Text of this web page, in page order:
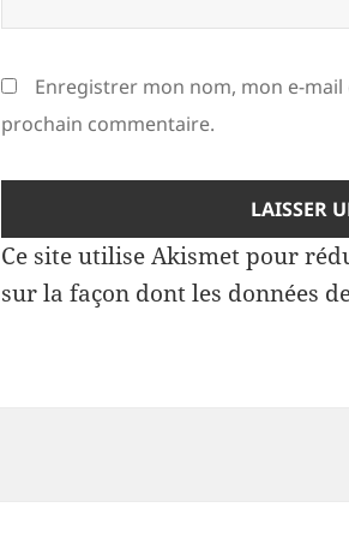
Enregistrer mon nom, mon e-
prochain commentaire.
Ce site utilise Akismet pour
sur la façon dont les données